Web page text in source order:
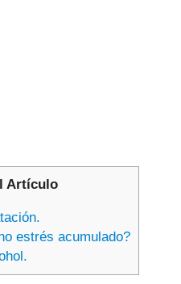
Artículo
estrés acumulado?